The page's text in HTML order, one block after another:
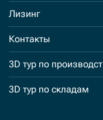
Лизинг
Контакты
3D тур по
3D тур по складам